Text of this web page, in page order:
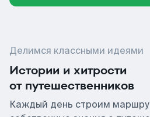
Делимся классными идеями
Истории и хитрости
от путешественников
Каждый день строим